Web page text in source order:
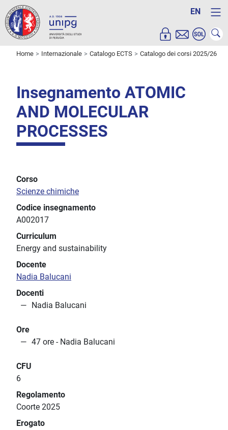
EN
Home Internazionale Catalogo ECTS Catalogo dei corsi 2025/26
Insegnamento ATOMIC
AND MOLECULAR
PROCESSES
Corso
Scienze chimiche
Codice insegnamento
A002017
Curriculum
Energy and sustainability
Docente
Nadia Balucani
Docenti
Nadia Balucani
Ore
47 ore - Nadia Balucani
CFU
6
Regolamento
Coorte 2025
Erogato